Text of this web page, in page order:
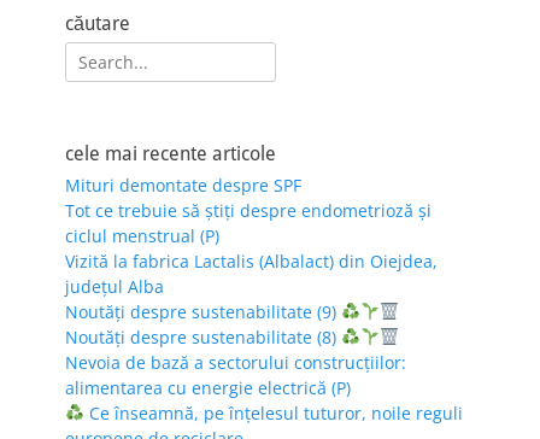
căutare
Search
for:
cele mai recente articole
Mituri demontate despre SPF
Tot ce trebuie să știți despre endometrioză și
ciclul menstrual (P)
Vizită la fabrica Lactalis (Albalact) din Oiejdea,
județul Alba
Noutăți despre sustenabilitate (9)
Noutăți despre sustenabilitate (8)
Nevoia de bază a sectorului construcțiilor:
alimentarea cu energie electrică (P)
Ce înseamnă, pe înțelesul tuturor, noile reguli